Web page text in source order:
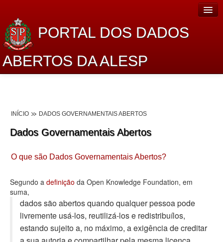
PORTAL DOS DADOS
ABERTOS DA ALESP
Lei de Acesso à Informação
Dados Governamentais Abertos
Planejamento
Catálogo de dados
Processo Legislativo
Deputados Estaduais
INÍCIO DADOS GOVERNAMENTAIS ABERTOS
Dados Governamentais Abertos
O que são Dados Governamentais Abertos?
Segundo a definição da Open Knowledge Foundation, em
suma,
dados são abertos quando qualquer pessoa pode
livremente usá-los, reutilizá-los e redistribuí­los,
estando sujeito a, no máximo, a exigência de creditar